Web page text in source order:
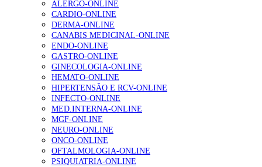
1.º Episódio do Podcast “Frequência Cardio – Sintoniza-
te na Insuficiência Cardíaca” da Bayer
207 visualizações
Enfermagem Forense. “Da urgência ao tribunal, cada
gesto conta e cada profissional faz a diferença”
203 visualizações
Alguns milhares de utentes podem ficar sem médico de
família com nova regras do registo, alerta associação
162 visualizações
ALERGO-ONLINE
CARDIO-ONLINE
DERMA-ONLINE
CANABIS MEDICINAL-ONLINE
ENDO-ONLINE
GASTRO-ONLINE
GINECOLOGIA-ONLINE
HEMATO-ONLINE
HIPERTENSÃO E RCV-ONLINE
INFECTO-ONLINE
MED.INTERNA-ONLINE
MGF-ONLINE
NEURO-ONLINE
ONCO-ONLINE
OFTALMOLOGIA-ONLINE
PSIQUIATRIA-ONLINE